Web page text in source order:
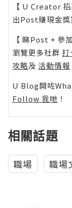
【 U Creator 招
出Post賺現金
【 睇Post + 參
瀏覽更多社群 打
攻略及 活動情報
U Blog開咗
Follow 我哋 ！
相關話題
職場 職場